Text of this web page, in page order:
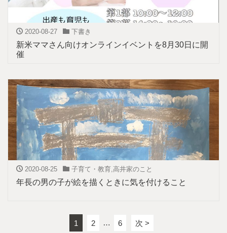
2020-08-27 下書き
新米ママさん向けオンラインイベントを8月30日に開
催
2020-08-25 子育て・教育, 高井家のこと
年長の男の子が絵を描くときに気を付けること
1 2 … 6 次 >